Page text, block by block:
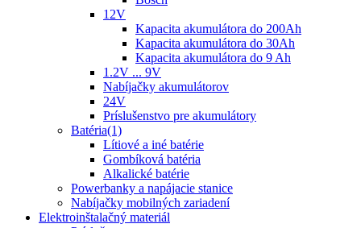
12V
Kapacita akumulátora do 200Ah
Kapacita akumulátora do 30Ah
Kapacita akumulátora do 9 Ah
1.2V ... 9V
Nabíjačky akumulátorov
24V
Príslušenstvo pre akumulátory
Batéria(1)
Lítiové a iné batérie
Gombíková batéria
Alkalické batérie
Powerbanky a napájacie stanice
Nabíjačky mobilných zariadení
Elektroinštalačný materiál